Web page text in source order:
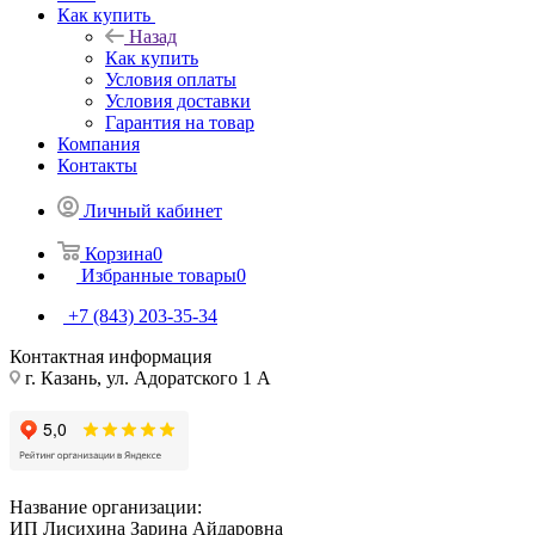
Как купить
Назад
Как купить
Условия оплаты
Условия доставки
Гарантия на товар
Компания
Контакты
Личный кабинет
Корзина0
Избранные товары0
+7 (843) 203-35-34
Контактная информация
г. Казань, ул. Адоратского 1 А
Название организации:
ИП Лисихина Зарина Айдаровна